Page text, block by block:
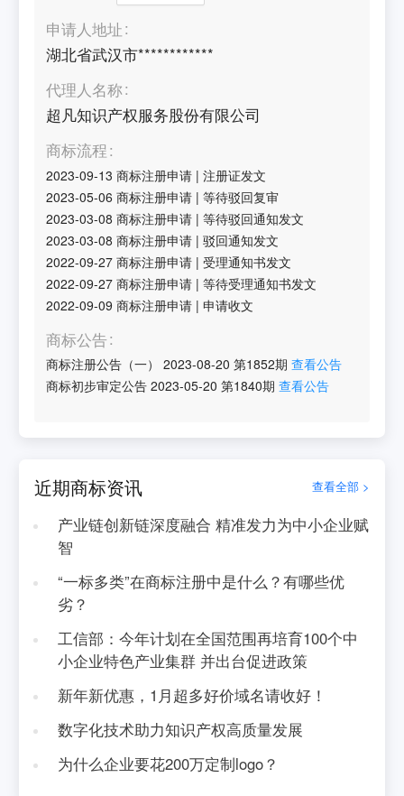
申请人地址
湖北省武汉市************
代理人名称
超凡知识产权服务股份有限公司
商标流程
2023-09-13 商标注册申请 |注册证发文
2023-05-06 商标注册申请 |等待驳回复审
2023-03-08 商标注册申请 |等待驳回通知发文
2023-03-08 商标注册申请 |驳回通知发文
2022-09-27 商标注册申请 |受理通知书发文
2022-09-27 商标注册申请 |等待受理通知书发文
2022-09-09 商标注册申请 |申请收文
商标公告
商标注册公告（一） 2023-08-20 第1852期 查看公告
商标初步审定公告 2023-05-20 第1840期 查看公告
近期商标资讯 查看全部 >
产业链创新链深度融合 精准发力为中小企业赋
智
“一标多类”在商标注册中是什么？有哪些优
劣？
工信部：今年计划在全国范围再培育100个中
小企业特色产业集群 并出台促进政策
新年新优惠，1月超多好价域名请收好！
数字化技术助力知识产权高质量发展
为什么企业要花200万定制logo？